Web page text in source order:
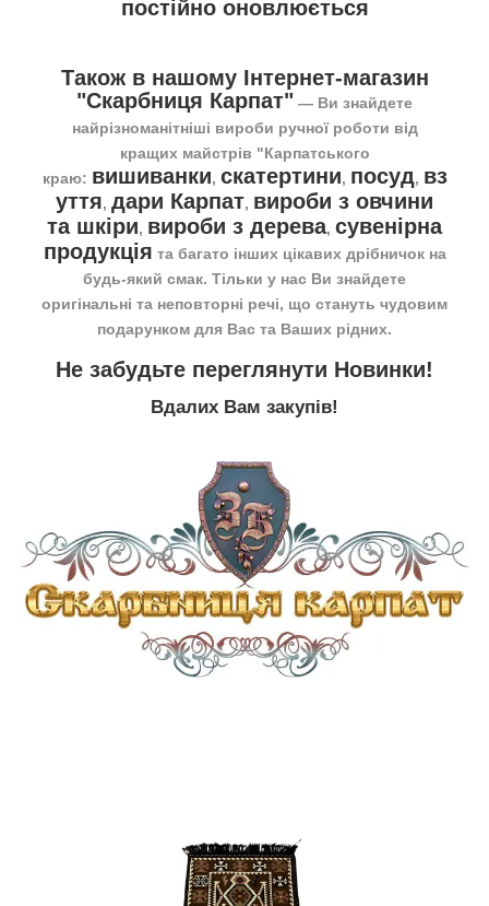
постійно оновлюється
Також в нашому Інтернет-магазин
"Скарбниця Карпат" ― Ви знайдете
найрізноманітніші вироби ручної роботи від
кращих майстрів "Карпатського
краю: вишиванки, скатертини, посуд, вз
уття, дари Карпат, вироби з овчини
та шкіри, вироби з дерева, сувенірна
продукція та багато інших цікавих дрібничок на
будь-який смак. Тільки у нас Ви знайдете
оригінальні та неповторні речі, що стануть чудовим
подарунком для Вас та Ваших рідних.
Не забудьте переглянути Новинки!
Вдалих Вам закупів!